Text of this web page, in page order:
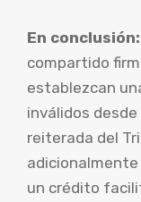
En conclusión:
compartido
establezcan
inválidos
reiterada del
un crédito